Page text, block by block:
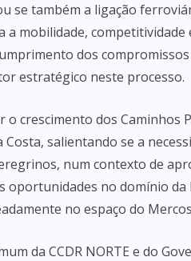
se também a ligação
a mobilidade,
dos
estratégico neste processo.
crescimento dos Caminhos
salientando se a
num contexto de
oportunidades no domínio
no espaço do
da CCDR NORTE e do